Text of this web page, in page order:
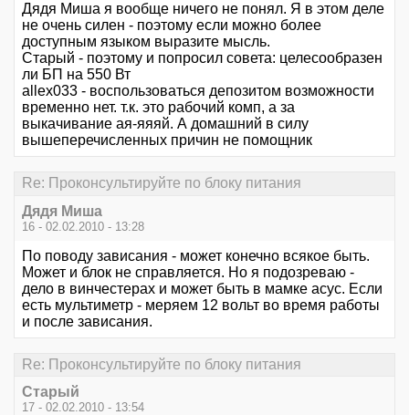
Дядя Миша я вообще ничего не понял. Я в этом деле
не очень силен - поэтому если можно более
доступным языком выразите мысль.
Старый - поэтому и попросил совета: целесообразен
ли БП на 550 Вт
allex033 - воспользоваться депозитом возможности
временно нет. т.к. это рабочий комп, а за
выкачивание ая-яяяй. А домашний в силу
вышеперечисленных причин не помощник
Re: Проконсультируйте по блоку питания
Дядя Миша
16 - 02.02.2010 - 13:28
По поводу зависания - может конечно всякое быть.
Может и блок не справляется. Но я подозреваю -
дело в винчестерах и может быть в мамке асус. Если
есть мультиметр - меряем 12 вольт во время работы
и после зависания.
Re: Проконсультируйте по блоку питания
Старый
17 - 02.02.2010 - 13:54